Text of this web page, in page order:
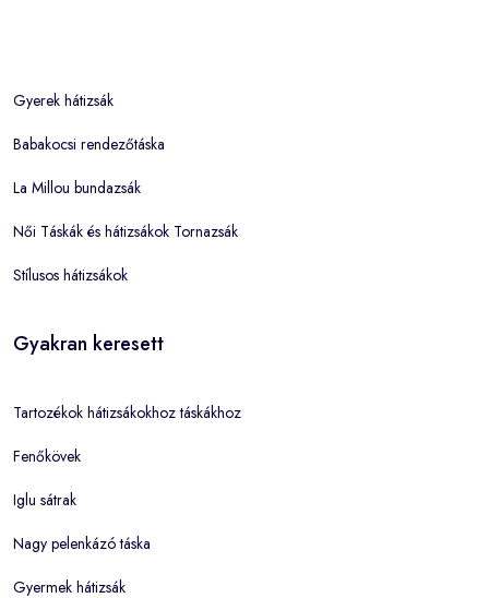
Gyerek hátizsák
Babakocsi rendezőtáska
La Millou bundazsák
Női Táskák és hátizsákok Tornazsák
Stílusos hátizsákok
Gyakran keresett
Tartozékok hátizsákokhoz táskákhoz
Fenőkövek
Iglu sátrak
Nagy pelenkázó táska
Gyermek hátizsák